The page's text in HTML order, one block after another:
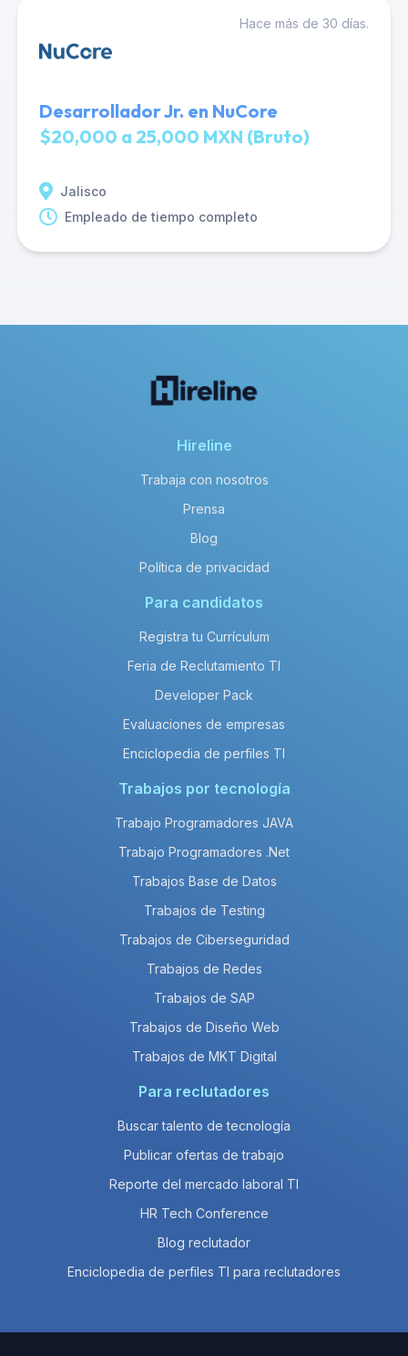
Hace más de 30 días.
Desarrollador Jr. en NuCore
$20,000 a 25,000 MXN (Bruto)
Jalisco
Empleado de tiempo completo
Hireline
Trabaja con nosotros
Prensa
Blog
Política de privacidad
Para candidatos
Registra tu Currículum
Feria de Reclutamiento TI
Developer Pack
Evaluaciones de empresas
Enciclopedia de perfiles TI
Trabajos por tecnología
Trabajo Programadores JAVA
Trabajo Programadores .Net
Trabajos Base de Datos
Trabajos de Testing
Trabajos de Ciberseguridad
Trabajos de Redes
Trabajos de SAP
Trabajos de Diseño Web
Trabajos de MKT Digital
Para reclutadores
Buscar talento de tecnología
Publicar ofertas de trabajo
Reporte del mercado laboral TI
HR Tech Conference
Blog reclutador
Enciclopedia de perfiles TI para reclutadores